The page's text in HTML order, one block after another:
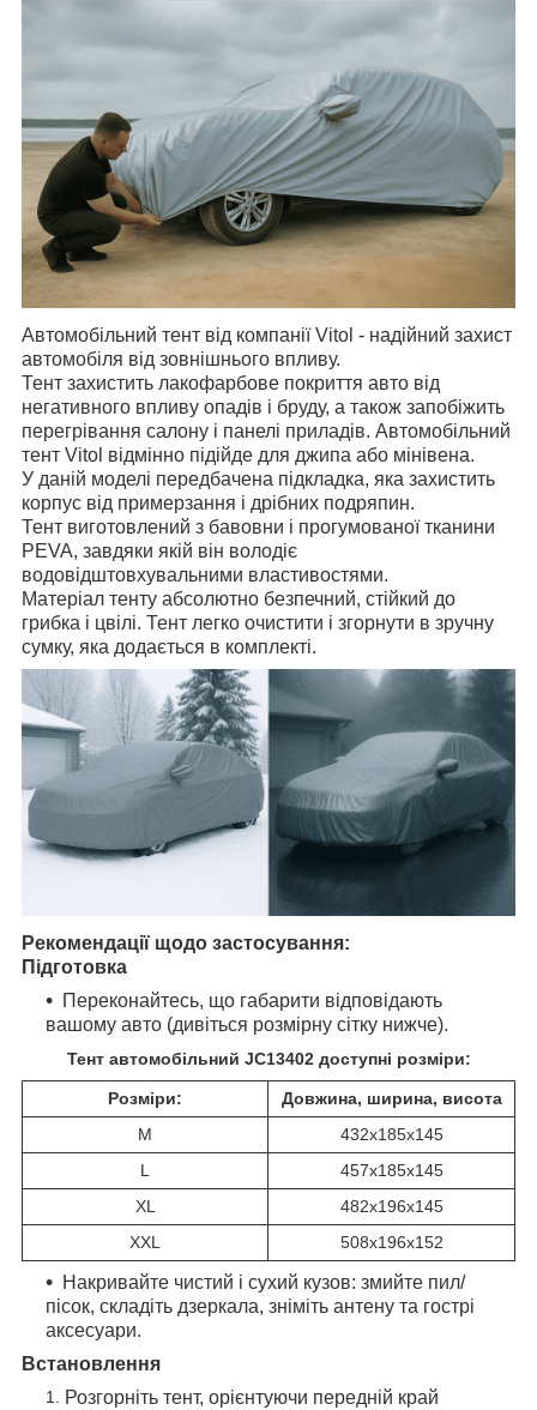
Автомобільний тент від компанії Vitol - надійний захист
автомобіля від зовнішнього впливу.
Тент захистить лакофарбове покриття авто від
негативного впливу опадів і бруду, а також запобіжить
перегрівання салону і панелі приладів. Автомобільний
тент Vitol відмінно підійде для джипа або мінівена.
У даній моделі передбачена підкладка, яка захистить
корпус від примерзання і дрібних подряпин.
Тент виготовлений з бавовни і прогумованої тканини
PEVA, завдяки якій він володіє
водовідштовхувальними властивостями.
Матеріал тенту абсолютно безпечний, стійкий до
грибка і цвілі. Тент легко очистити і згорнути в зручну
сумку, яка додається в комплекті.
Рекомендації щодо застосування:
Підготовка
Переконайтесь, що габарити відповідають
вашому авто (дивіться розмірну сітку нижче).
Тент автомобільний JC13402 доступні розміри:​
Розміри:
Довжина, ширина, висота
М
432х185х145
L
457х185х145
XL
482х196х145
XXL 508х196х152
Накривайте чистий і сухий кузов: змийте пил/
пісок, складіть дзеркала, зніміть антену та гострі
аксесуари.
Встановлення
Розгорніть тент, орієнтуючи передній край